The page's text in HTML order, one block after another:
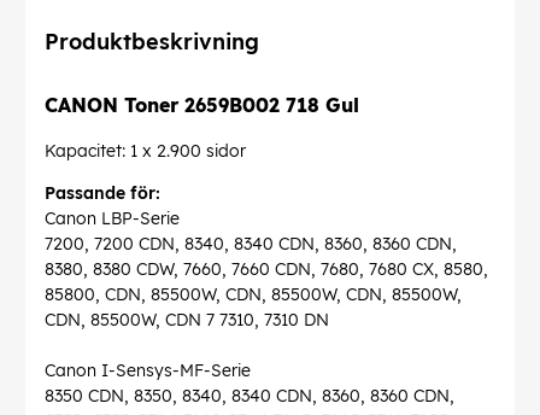
Produktbeskrivning
CANON Toner 2659B002 718 Gul
Kapacitet: 1 x 2.900 sidor
Passande för:
Canon LBP-Serie
7200, 7200 CDN, 8340, 8340 CDN, 8360, 8360 CDN,
8380, 8380 CDW, 7660, 7660 CDN, 7680, 7680 CX, 8580,
85800, CDN, 85500W, CDN, 85500W, CDN, 85500W,
CDN, 85500W, CDN 7 7310, 7310 DN
Canon I-Sensys-MF-Serie
8350 CDN, 8350, 8340, 8340 CDN, 8360, 8360 CDN,